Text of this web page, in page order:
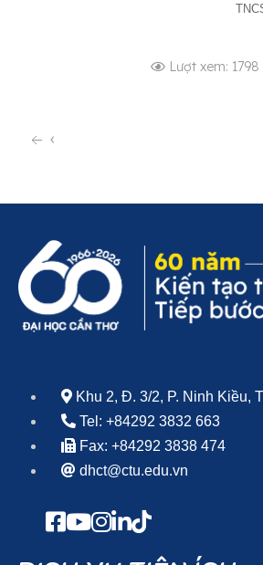
Lượt xem: 1798
‹
Khu 2, Đ. 3/2, P. Ninh Kiều,
Tel: +84292 3832 663
Fax: +84292 3838 474
dhct@ctu.edu.vn